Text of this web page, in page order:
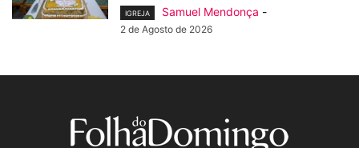
IGREJA Samuel Mendonça -
2 de Agosto de 2026